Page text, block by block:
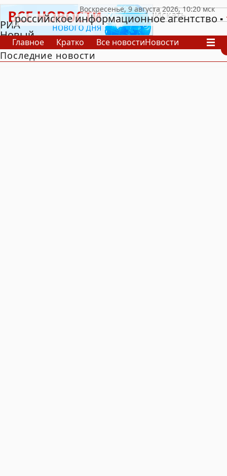
РИА
Новый
День
российское информационное агентство
Главное Кратко Все новостиНовости
В России
В мире
Последние новости